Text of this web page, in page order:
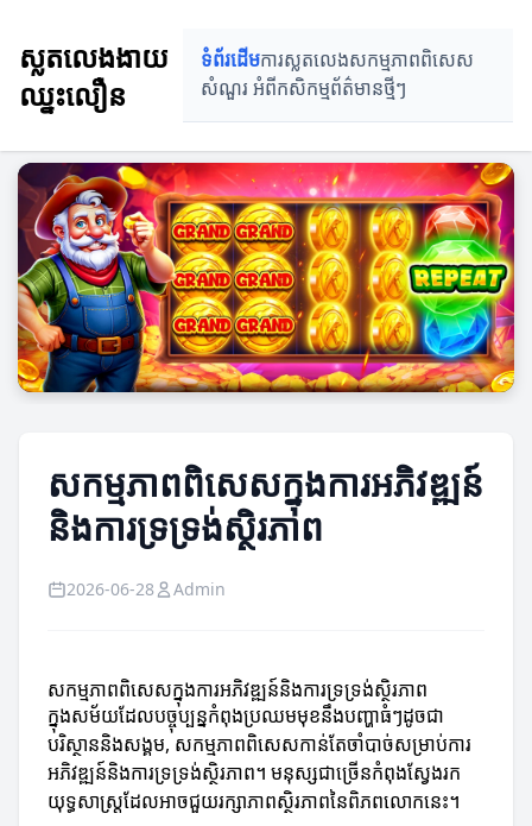
ស្លតលេងងាយ
ឈ្នះលឿន
ទំព័រដើមការស្លតលេងសកម្មភាពពិសេស
សំណួរ អំពីកសិកម្មព័ត៌មានថ្មីៗ
សកម្មភាពពិសេសក្នុងការអភិវឌ្ឍន៍
និងការទ្រទ្រង់ស្ថិរភាព
2026-06-28 Admin
សកម្មភាពពិសេសក្នុងការអភិវឌ្ឍន៍និងការទ្រទ្រង់ស្ថិរភាព
ក្នុងសម័យដែលបច្ចុប្បន្នកំពុងប្រឈមមុខនឹងបញ្ហាធំៗដូចជា
បរិស្ថាននិងសង្គម, សកម្មភាពពិសេសកាន់តែចាំបាច់សម្រាប់ការ
អភិវឌ្ឍន៍និងការទ្រទ្រង់ស្ថិរភាព។ មនុស្សជាច្រើនកំពុងស្វែងរក
យុទ្ធសាស្ត្រដែលអាចជួយរក្សាភាពស្ថិរភាពនៃពិភពលោកនេះ។